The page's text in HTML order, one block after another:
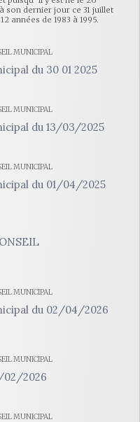
son dernier jour ce 31 juillet
années de 1983 à 1995.
MUNICIPAL
du 30 01 2025
MUNICIPAL
du 13/03/2025
MUNICIPAL
du 01/04/2025
MUNICIPAL
du 02/04/2026
MUNICIPAL
02/2026
MUNICIPAL